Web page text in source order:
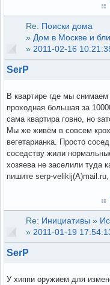
Re: Поиски дома
» Дом в Москве и
» 2011-02-16
SerP
В квартире где мы
проходная большая за
сама квартира говно, но
Мы же живём в совсем
вегетарианка. Просто
соседству жили
хозяева не заселили туда
пишите serp-
Re: Инициативы »
» 2011-01-19
SerP
У хиппи оружием для